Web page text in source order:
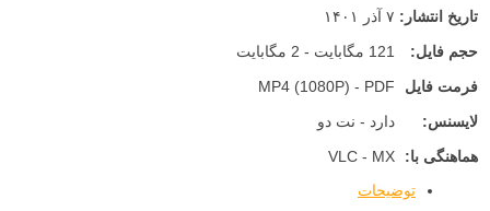
تاریخ انتشار: ۷ آذر ۱۴۰۱
حجم فایل:
121 مگابایت - 2 مگابایت
فرمت فایل
MP4 (1080P) - PDF
لایسنس:
دارد - نت دو
هماهنگی با:
VLC - MX
توضیحات